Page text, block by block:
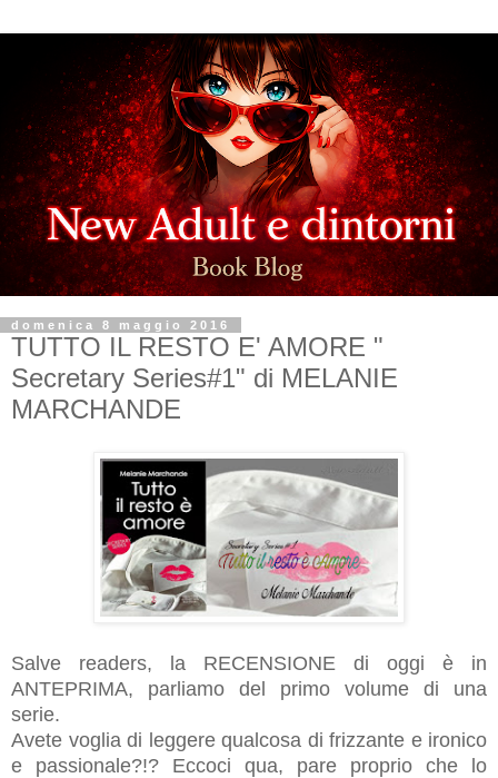
domenica 8 maggio 2016
TUTTO IL RESTO E' AMORE "
Secretary Series#1" di MELANIE
MARCHANDE
Salve readers, la RECENSIONE di oggi è in
ANTEPRIMA, parliamo del primo volume di una
serie.
Avete voglia di leggere qualcosa di frizzante e ironico
e passionale?!? Eccoci qua, pare proprio che lo